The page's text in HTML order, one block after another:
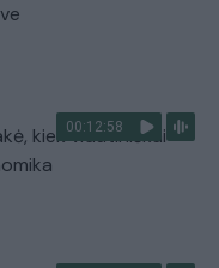
00:12:58
kiek vidutiniškai